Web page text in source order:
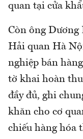
quan tại cửa
Còn ông
Hải quan Hà
nghiệp bán
tờ khai hoàn
đầy đủ, ghi
khăn cho cơ
chiếu hàng hóa